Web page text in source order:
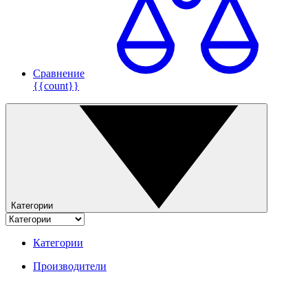
Сравнение
{{count}}
Категории
Категории
Производители